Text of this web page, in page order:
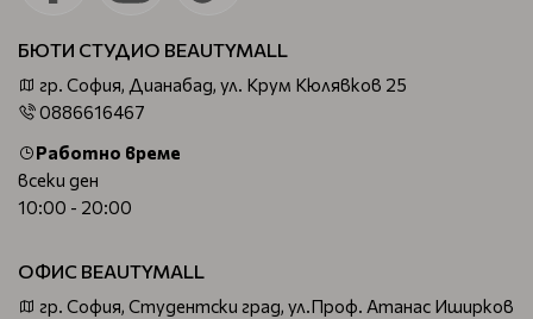
БЮТИ СТУДИО BEAUTYMALL
гр. София, Дианабад, ул. Крум Кюлявков 25
0886616467
Работно време
всеки ден
10:00 - 20:00
ОФИС BEAUTYMALL
гр. София, Студентски град, ул.Проф. Атанас Иширков